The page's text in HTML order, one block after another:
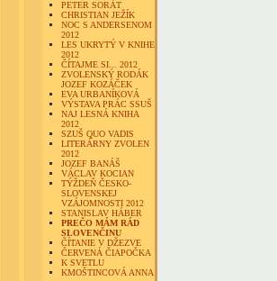
PETER SORÁT
CHRISTIAN JEŽÍK
NOC S ANDERSENOM
2012
LES UKRYTÝ V KNIHE
2012
ČÍTAJME SI... 2012
ZVOLENSKÝ RODÁK
JOZEF KOZÁČEK
EVA URBANÍKOVÁ
VÝSTAVA PRÁC SSUŠ
NAJ LESNÁ KNIHA
2012
SZUŠ QUO VADIS
LITERÁRNY ZVOLEN
2012
JOZEF BANÁŠ
VÁCLAV KOCIAN
TÝŽDEŇ ČESKO-
SLOVENSKEJ
VZÁJOMNOSTI 2012
STANISLAV HÁBER
PREČO MÁM RÁD
SLOVENČINU
ČÍTANIE V DŽEZVE
ČERVENÁ ČIAPOČKA
K SVETLU
KMOŠTINCOVÁ ANNA